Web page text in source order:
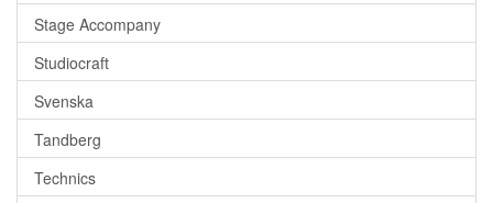
Stage Accompany
Studiocraft
Svenska
Tandberg
Technics